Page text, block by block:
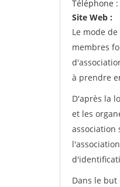
Téléphone
Site Web :
Le mode
membres
à prendre
D'après la
et les
association
Dans le